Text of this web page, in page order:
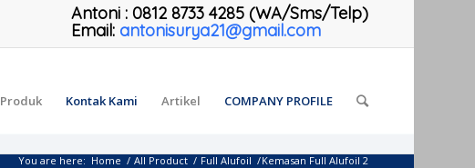
Antoni: 0812 8733 4285 (WA/Sms/Telp)
Email: antonisurya21@gmail.com
Produk Kontak Kami Artikel COMPANY PROFILE
You are here: Home / All Product / Full Alufoil /Kemasan Full Alufoil 2